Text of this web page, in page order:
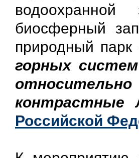
биосферный
природный парк
горных
контрастные
Российской